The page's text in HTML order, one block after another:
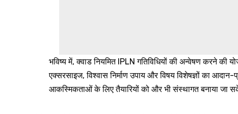
भविष्य में, क्वाड नियमित IPLN गतिविधियों की अन्वेषण करने की
एक्सरसाइज, विश्वास निर्माण उपाय और विषय विशेषज्ञों का
आकस्मिकताओं के लिए तैयारियों को और भी संस्थागत बनाया जा